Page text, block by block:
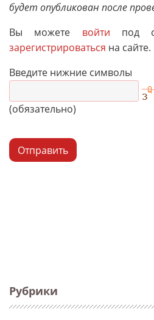
Рубрики
будет опубликован после
Вы можете войти под
зарегистрироваться на сайте.
Введите нижние символы
(обязательно)
Отправить